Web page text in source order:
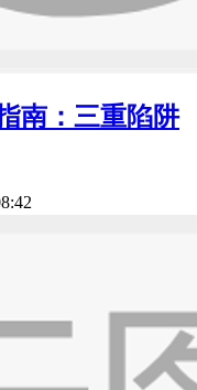
南：三重陷阱